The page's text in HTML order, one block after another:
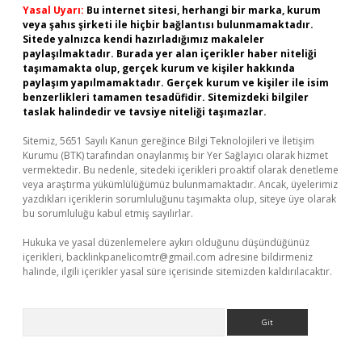
Yasal Uyarı: Bu internet sitesi, herhangi bir marka, kurum
veya şahıs şirketi ile hiçbir bağlantısı bulunmamaktadır.
Sitede yalnızca kendi hazırladığımız makaleler
paylaşılmaktadır. Burada yer alan içerikler haber niteliği
taşımamakta olup, gerçek kurum ve kişiler hakkında
paylaşım yapılmamaktadır. Gerçek kurum ve kişiler ile isim
benzerlikleri tamamen tesadüfidir. Sitemizdeki bilgiler
taslak halindedir ve tavsiye niteliği taşımazlar.
Sitemiz, 5651 Sayılı Kanun gereğince Bilgi Teknolojileri ve İletişim
Kurumu (BTK) tarafından onaylanmış bir Yer Sağlayıcı olarak hizmet
vermektedir. Bu nedenle, sitedeki içerikleri proaktif olarak denetleme
veya araştırma yükümlülüğümüz bulunmamaktadır. Ancak, üyelerimiz
yazdıkları içeriklerin sorumluluğunu taşımakta olup, siteye üye olarak
bu sorumluluğu kabul etmiş sayılırlar.
Hukuka ve yasal düzenlemelere aykırı olduğunu düşündüğünüz
içerikleri, backlinkpanelicomtr@gmail.com adresine bildirmeniz
halinde, ilgili içerikler yasal süre içerisinde sitemizden kaldırılacaktır.